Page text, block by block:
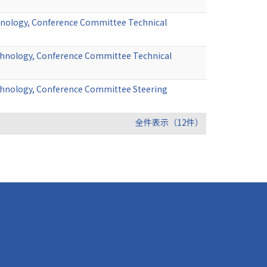
Conference Committee Technical
Conference Committee Technical
Conference Committee Steering
全件表示（12件）